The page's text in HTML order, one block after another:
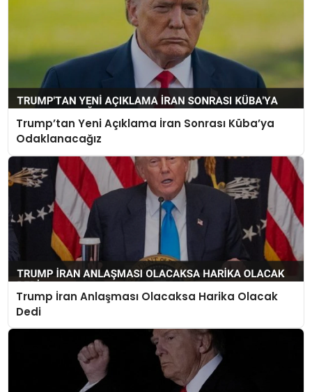
Trump’tan Yeni Açıklama İran Sonrası Küba’ya
Odaklanacağız
Trump İran Anlaşması Olacaksa Harika Olacak
Dedi